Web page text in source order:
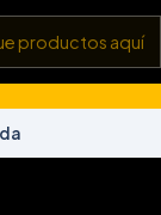
lo que
garantizada